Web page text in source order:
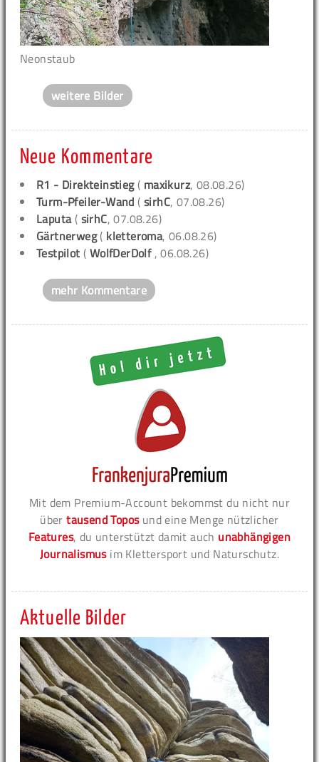
Neonstaub
weitere Bilder
Neue Kommentare
R1 - Direkteinstieg( maxikurz, 08.08.26)
Turm-Pfeiler-Wand (sirhC, 07.08.26)
Laputa( sirhC, 07.08.26)
Gärtnerweg( kletteroma, 06.08.26)
Testpilot ( WolfDerDolf , 06.08.26)
mehr Kommentare
Mit dem Premium-Account bekommst du nicht nur
übertausend Toposund eine Menge nützlicher
Features, du unterstützt damit auch unabhängigen
Journalismusim Klettersport und Naturschutz.
Aktuelle Bilder